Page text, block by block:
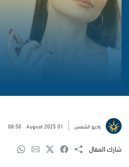
راديو الشمس 01 August 2025
08:50
شارك المقال